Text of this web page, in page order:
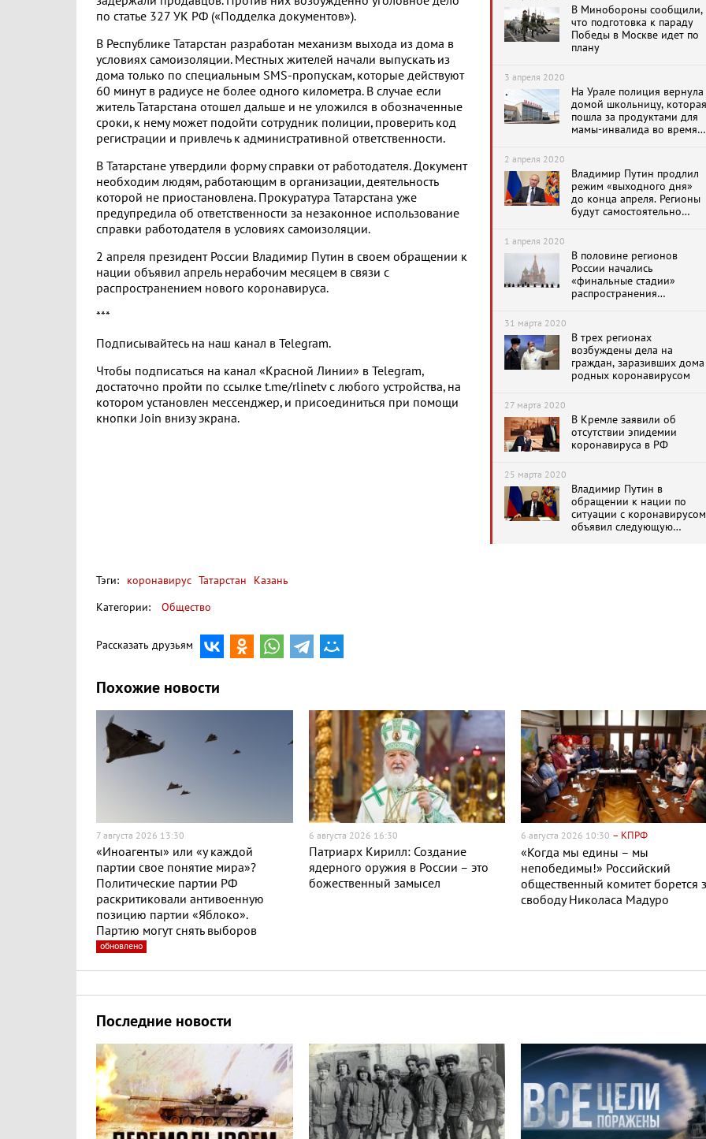
В Минобороны сообщили,
что подготовка к параду
Победы в Москве идет по
плану
3 апреля 2020
На Урале полиция вернула
домой школьницу, которая
пошла за продуктами для
мамы-инвалида во время
2 апреля 2020
Владимир Путин продлил
режим «выходного дня»
до конца апреля. Регионы
будут самостоятельно
1 апреля 2020
В половине регионов
России начались
«финальные стадии»
распространения
31 марта 2020
В трех регионах
возбуждены дела на
граждан, заразивших дома
родных коронавирусом
27 марта 2020
В Кремле заявили об
отсутствии эпидемии
коронавируса в РФ
25 марта 2020
Владимир Путин в
обращении к нации по
ситуации с коронавирусом
объявил следующую
по статье 327 УК РФ («Подделка документов»).
В Республике Татарстан разработан механизм выхода из дома в
условиях самоизоляции. Местных жителей начали выпускать из
дома только по специальным SMS-пропускам, которые действуют
60 минут в радиусе не более одного километра. В случае если
житель Татарстана отошел дальше и не уложился в обозначенные
сроки, к нему может подойти сотрудник полиции, проверить код
регистрации и привлечь к административной ответственности.
В Татарстане утвердили форму справки от работодателя. Документ
необходим людям, работающим в организации, деятельность
которой не приостановлена. Прокуратура Татарстана уже
предупредила об ответственности за незаконное использование
справки работодателя в условиях самоизоляции.
2 апреля президент России Владимир Путин в своем обращении к
нации объявил апрель нерабочим месяцем в связи с
распространением нового коронавируса.
***
Подписывайтесь на наш канал в Telegram.
Чтобы подписаться на канал «Красной Линии» в Telegram,
достаточно пройти по ссылке t.me/rlinetv с любого устройства, на
котором установлен мессенджер, и присоединиться при помощи
кнопки Join внизу экрана.
Тэги: коронавирус Татарстан
Казань
Категории:
Общество
Рассказать друзьям
Похожие новости
7 августа 2026 13:30
«Иноагенты» или «у каждой
партии свое понятие мира»?
Политические партии РФ
раскритиковали антивоенную
позицию партии «Яблоко».
Партию могут снять выборов
обновлено
6 августа 2026 16:30
Патриарх Кирилл: Создание
ядерного оружия в России – это
божественный замысел
6 августа 2026 10:30 – КПРФ
«Когда мы едины – мы
непобедимы!» Российский
общественный комитет борется
свободу Николаса Мадуро
Последние новости